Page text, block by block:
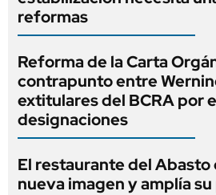
reformas
Reforma de la Carta
contrapunto entre
extitulares del BCRA por
designaciones
El restaurante del Abasto
nueva imagen y amplía